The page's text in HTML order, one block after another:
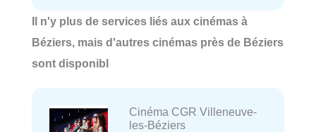
Il n'y plus de services liés aux cinémas à
Béziers, mais d'autres cinémas près de Béziers
sont disponibl
Cinéma CGR Villeneuve-
les-Béziers